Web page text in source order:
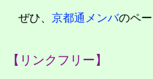
ぜひ、 京都通メンバのペ
【リンクフリー】